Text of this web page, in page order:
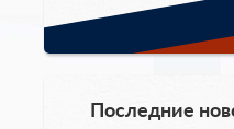
Последние